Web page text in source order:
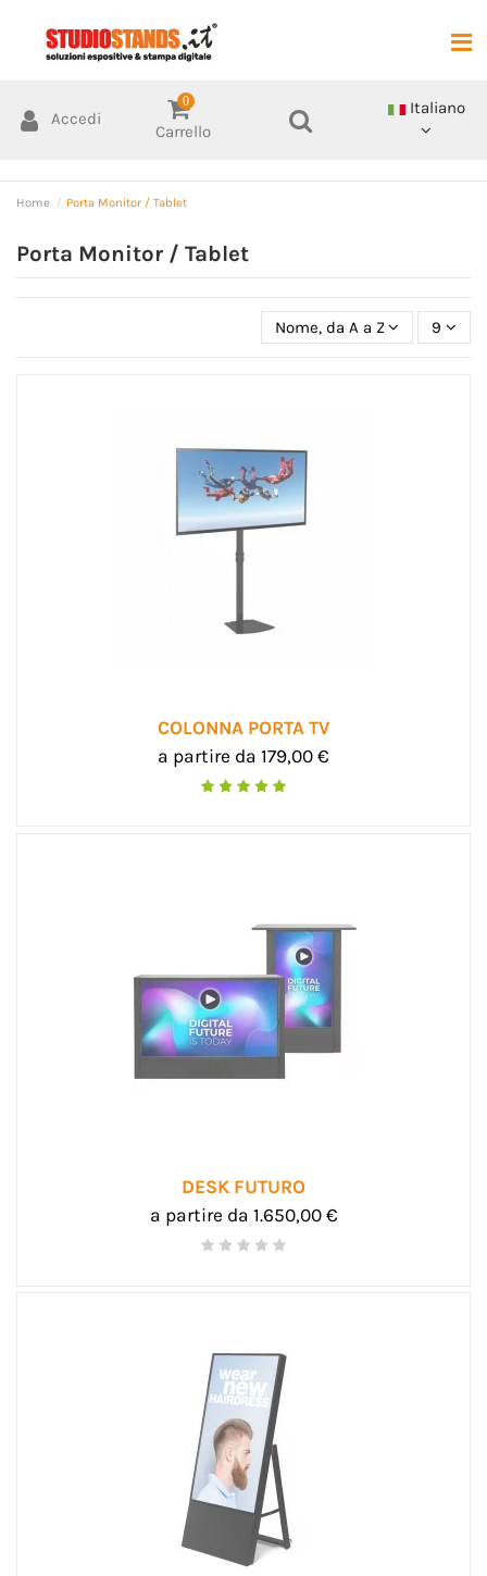
Accedi
0
Carrello
Italiano
Home Porta Monitor / Tablet
Porta Monitor / Tablet
Nome, da A a Z 9
COLONNA PORTA TV
a partire da 179,00 €
DESK FUTURO
a partire da 1.650,00 €